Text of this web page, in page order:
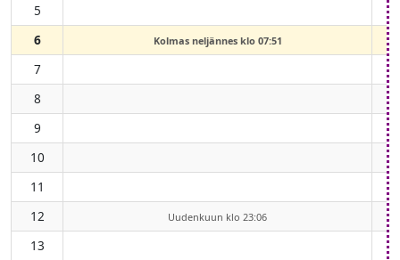
5
6
Kolmas neljännes klo 07:51
7
8
9
10
11
12
Uudenkuun klo 23:06
13